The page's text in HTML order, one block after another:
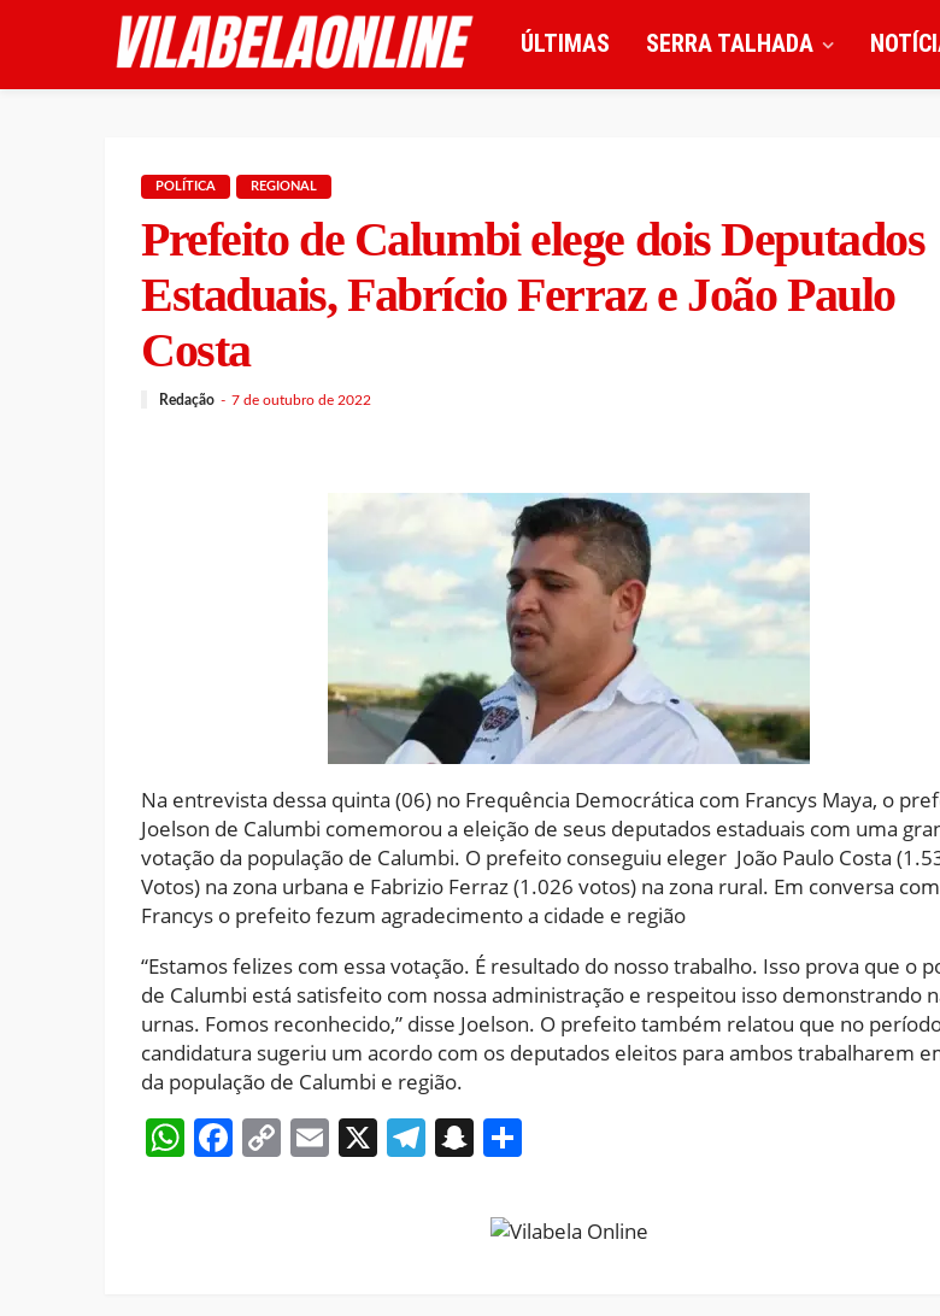
ÚLTIMAS SERRA TALHADA
POLÍTICA REGIONAL
Prefeito de Calumbi elege dois Deputados
Estaduais, Fabrício Ferraz e João Paulo
Costa
Redação 7 de outubro de 2022
Na entrevista dessa quinta (06) no Frequência Democrática com Francys Maya, o
Joelson de Calumbi comemorou a eleição de seus deputados estaduais com uma
votação da população de Calumbi. O prefeito conseguiu eleger João Paulo Costa
Votos) na zona urbana e Fabrizio Ferraz (1.026 votos) na zona rural. Em conversa com
Francys o prefeito fezum agradecimento a cidade e região
“Estamos felizes com essa votação. É resultado do nosso trabalho. Isso prova que o
de Calumbi está satisfeito com nossa administração e respeitou isso demonstrando
urnas. Fomos reconhecido,” disse Joelson. O prefeito também relatou que no
candidatura sugeriu um acordo com os deputados eleitos para ambos trabalharem
da população de Calumbi e região.
WhatsApp
Facebook
CopyEmail
X Telegram
Snapchat